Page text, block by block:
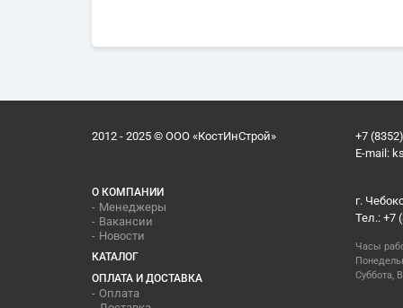
2012 - 2025 © ООО «КостИнСтрой»
+7
E-mail:
О КОМПАНИИ
Менеджеры
Вакансии
Новости
КАТАЛОГ
ОПЛАТА И ДОСТАВКА
Оплата
г.
Тел.: +7
Часы
Суббота,